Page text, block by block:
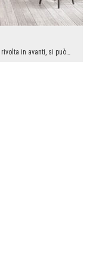
Attraversando la vita con la testa rivolta in avanti, si può perdere non una sola grande attrazio...